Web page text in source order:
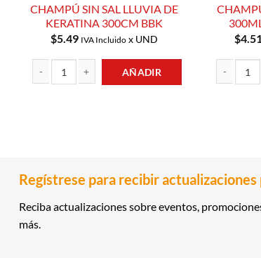
CHAMPÚ SIN SAL LLUVIA DE
KERATINA 300CM BBK
$5.49 IVA Incluidox UND
AÑADIR
$4.51
Regístrese para recibir
Reciba actualizaciones sobre eventos,
más.